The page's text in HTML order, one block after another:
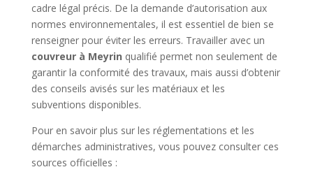
cadre légal précis. De la demande d’autorisation aux
normes environnementales, il est essentiel de bien se
renseigner pour éviter les erreurs. Travailler avec un
couvreur à Meyrin qualifié permet non seulement de
garantir la conformité des travaux, mais aussi d’obtenir
des conseils avisés sur les matériaux et les
subventions disponibles.
Pour en savoir plus sur les réglementations et les
démarches administratives, vous pouvez consulter ces
sources officielles :